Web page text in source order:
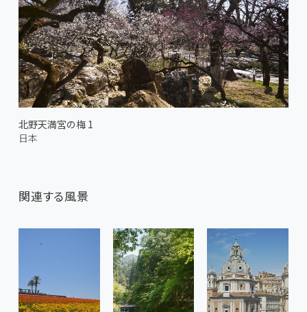
北野天満宮の梅 1
日本
関連する風景